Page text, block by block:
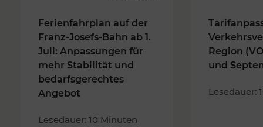
Ferienfahrplan auf der
Franz-Josefs-Bahn ab 1.
Juli: Anpassungen für
mehr Stabilität und
bedarfsgerechtes
Angebot
Lesedauer: 10 Minuten
Region
und
Lesedauer: